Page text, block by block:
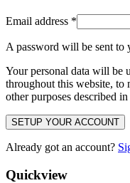
Email address *
A password will be sent to
Your personal data will be
throughout this website, to
other purposes described
SETUP YOUR ACCOUNT
Already got an account?
Quickview